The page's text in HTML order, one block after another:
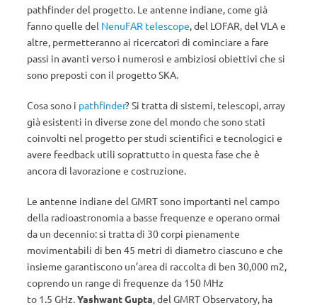
pathfinder del progetto. Le antenne indiane, come già
fanno quelle del NenuFAR telescope, del LOFAR, del VLA e
altre, permetteranno ai ricercatori di cominciare a fare
passi in avanti verso i numerosi e ambiziosi obiettivi che si
sono preposti con il progetto SKA.
Cosa sono i pathfinder? Si tratta di sistemi, telescopi, array
già esistenti in diverse zone del mondo che sono stati
coinvolti nel progetto per studi scientifici e tecnologici e
avere feedback utili soprattutto in questa fase che è
ancora di lavorazione e costruzione.
Le antenne indiane del GMRT sono importanti nel campo
della radioastronomia a basse frequenze e operano ormai
da un decennio: si tratta di 30 corpi pienamente
movimentabili di ben 45 metri di diametro ciascuno e che
insieme garantiscono un’area di raccolta di ben 30,000 m2,
coprendo un range di frequenze da 150 MHz
to 1.5 GHz.Yashwant Gupta, del GMRT Observatory, ha